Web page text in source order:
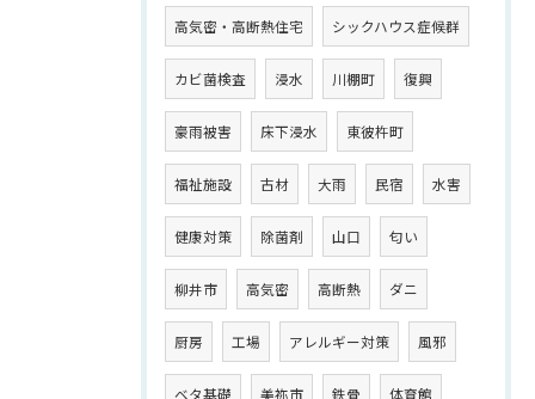
高気密・高断熱住宅 シックハウス症候群
カビ菌検査 浸水 川棚町 復興
豪雨被害 床下浸水 東彼杵町
福祉施設 古材 大雨 民宿 水害
健康対策 除菌剤 山口 匂い
柳井市 高気密 高断熱 ダニ
厨房 工場 アレルギー対策 風邪
ベタ基礎 美祢市 鉄骨 体育館